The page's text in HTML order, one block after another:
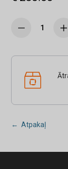
← Atpakaļ